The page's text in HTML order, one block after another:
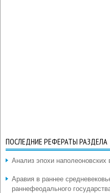
ПОСЛЕДНИЕ РЕФЕРАТЫ РАЗДЕЛА
Анализ эпохи наполеоновских
Аравия в раннее
раннефеодального